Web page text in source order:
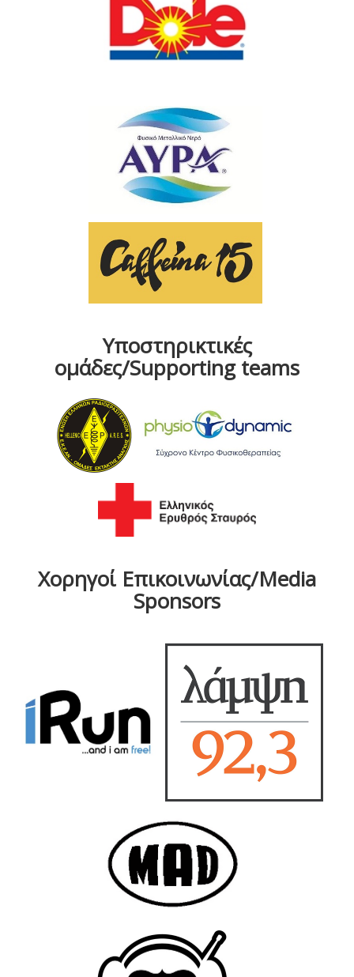
Υποστηρικτικές
ομάδες/Supporting teams
Χορηγοί Επικοινωνίας/Media
Sponsors